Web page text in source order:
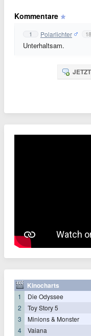
Kommentare
1 Polarlichter
Unterhaltsam.
Kinocharts
1 Die Odyssee
2
Toy Story 5
3
Minions & Monster
4
Vaiana